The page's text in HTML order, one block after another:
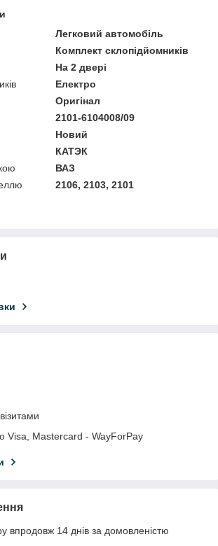
Легковий автомобіль
Комплект склопідйомників
На 2 двері
Електро
Оригінал
2101-6104008/09
Новий
КАТЭК
ВАЗ
2106, 2103, 2101
Visa, Mastercard - WayForPay
впродовж 14 днів за домовленістю